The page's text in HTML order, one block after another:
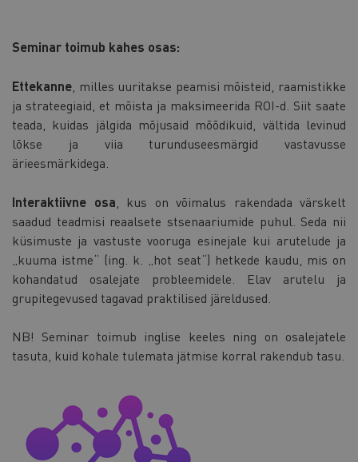
Seminar toimub kahes osas:
Ettekanne , milles uuritakse peamisi mõisteid, raamistikke
ja strateegiaid, et mõista ja maksimeerida ROI-d. Siit saate
teada, kuidas jälgida mõjusaid mõõdikuid, vältida levinud
lõkse ja viia turunduseesmärgid vastavusse
ärieesmärkidega.
Interaktiivne osa , kus on võimalus rakendada värskelt
saadud teadmisi reaalsete stsenaariumide puhul. Seda nii
küsimuste ja vastuste vooruga esinejale kui arutelude ja
„kuuma istme“ (ing. k. „hot seat“) hetkede kaudu, mis on
kohandatud osalejate probleemidele. Elav arutelu ja
grupitegevused tagavad praktilised järeldused.
NB! Seminar toimub inglise keeles ning on osalejatele
tasuta, kuid kohale tulemata jätmise korral rakendub tasu.